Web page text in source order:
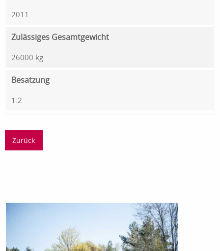
2011
Zulässiges Gesamtgewicht
26000 kg
Besatzung
1:2
Zurück